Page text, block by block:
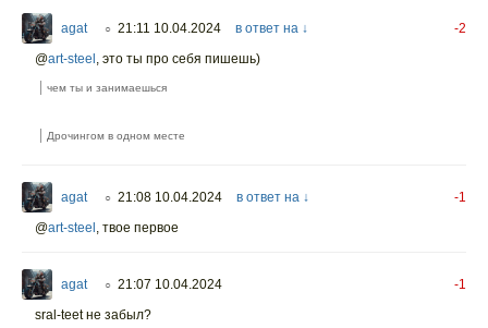
agat ○ 21:11 10.04.2024 в ответ на ↓
-2
@art-steel , это ты про себя пишешь)
чем ты и занимаешься
Дрочингом в одном месте
agat ○ 21:08 10.04.2024 в ответ на ↓
-1
@art-steel , твое первое
agat ○ 21:07 10.04.2024
-1
sral-teet не забыл?